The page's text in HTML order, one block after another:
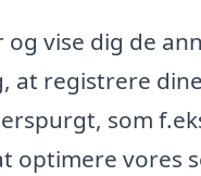
vise dig de
at registrere
som
optimere vores